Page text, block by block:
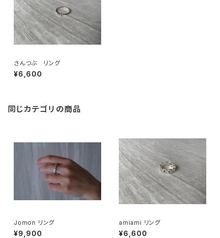
さんつぶ リング
¥6,600
同じカテゴリの商品
Jomon リング
¥9,900
amiami リング
¥6,600